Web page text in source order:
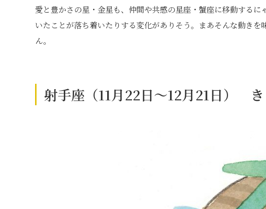
愛と豊かさの星・金星も、仲間や共感の星座・蟹座に移動する
いたことが落ち着いたりする変化がありそう。まあそんな動き
ん。
射手座（11月22日～12月21日）